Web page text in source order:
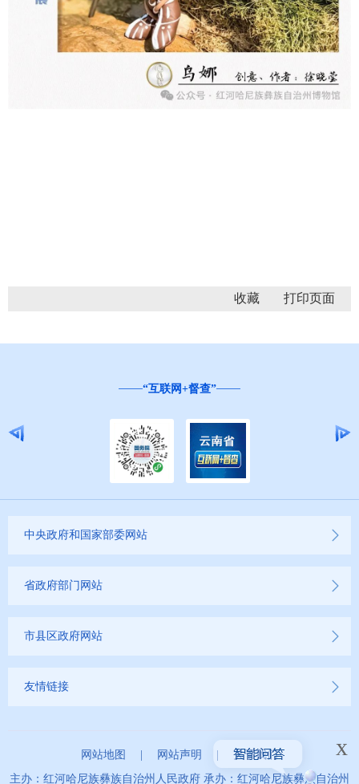
收藏
“互联网+督查”
中央政府和国家部委网站
省政府部门网站
市县区政府网站
友情链接
网站地图 网站声明
关于我们
主办：红河哈尼族彝族自治州人民政府 承办：红河哈尼族彝族自治州
x